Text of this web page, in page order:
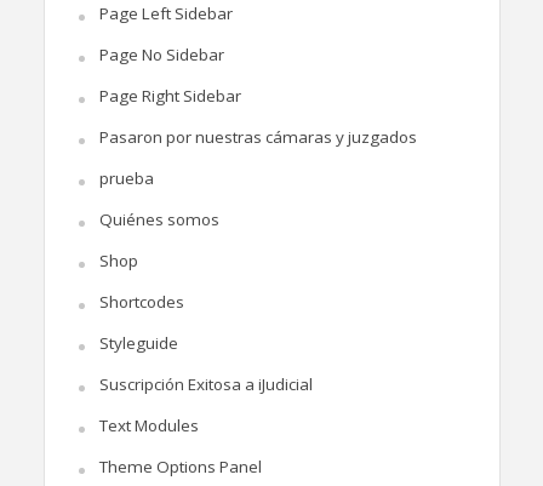
Page Left Sidebar
Page No Sidebar
Page Right Sidebar
Pasaron por nuestras cámaras y juzgados
prueba
Quiénes somos
Shop
Shortcodes
Styleguide
Suscripción Exitosa a iJudicial
Text Modules
Theme Options Panel